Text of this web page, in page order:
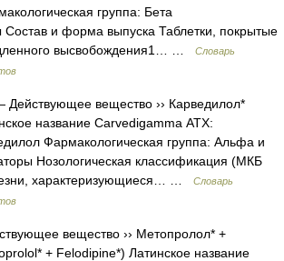
группа: Бета
Состав и форма выпуска Таблетки, покрытые
высвобождения1… …
Словарь
Действующее вещество ›› Карведилол*
название Carvedigamma АТХ:
Фармакологическая группа: Альфа и
Нозологическая классификация (МКБ
характеризующиеся… …
Словарь
вещество ›› Метопролол* +
+ Felodipine*) Латинское название